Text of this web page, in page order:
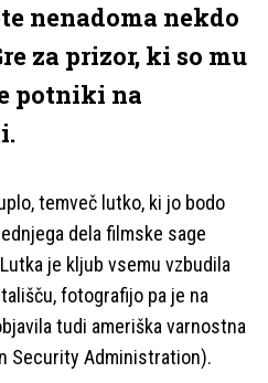
nenadoma nekdo
za prizor, ki so mu
potniki na
temveč lutko, ki jo bodo
dela filmske sage
je kljub vsemu vzbudila
fotografijo pa je na
tudi ameriška varnostna
Security Administration).